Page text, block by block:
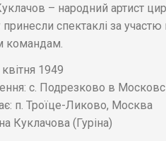
– народний артист
принесли спектаклі за
командам.
1949
с. Подрезково в
п. Троїце-Ликово, Москва
Куклачова (Гуріна)